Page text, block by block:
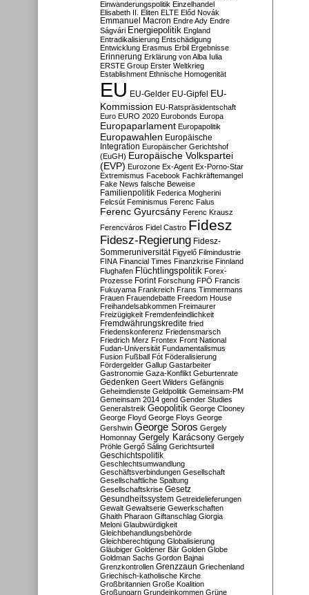
Einwanderungspolitik Einzelhandel
Elisabeth II. Eliten ELTE Előd Novák
Emmanuel Macron Endre Ady Endre
Ságvári Energiepolitik England
Entradikalisierung Entschädigung
Entwicklung Erasmus Erbil Ergebnisse
Erinnerung Erklärung von Alba Iulia
ERSTE Group Erster Weltkrieg
Establishment Ethnische Homogenität
EU EU-Gelder EU-Gipfel EU-
Kommission EU-Ratspräsidentschaft
Euro EURO 2020 Eurobonds Europa
Europaparlament Europapolitik
Europawahlen Europäische
Integration Europäischer Gerichtshof
(EuGH) Europäische Volkspartei
(EVP) Eurozone Ex-Agent Ex-Porno-Star
Extremismus Facebook Fachkräftemangel
Fake News falsche Beweise
Familienpolitik Federica Mogherini
Felcsút Feminismus Ferenc Falus
Ferenc Gyurcsány Ferenc Krausz
Ferencváros Fidel Castro Fidesz
Fidesz-Regierung Fidesz-
Sommeruniversität Figyelő Filmindustrie
FINA Financial Times Finanzkrise Finnland
Flughafen Flüchtlingspolitik Forex-
Prozesse Forint Forschung FPÖ Francis
Fukuyama Frankreich Frans Timmermans
Frauen Frauendebatte Freedom House
Freihandelsabkommen Freimaurer
Freizügigkeit Fremdenfeindlichkeit
Fremdwährungskredite fried
Friedenskonferenz Friedensmarsch
Friedrich Merz Frontex Front National
Fudan-Universität Fundamentalismus
Fusion Fußball Fót Föderalisierung
Fördergelder Gallup Gastarbeiter
Gastronomie Gaza-Konflikt Geburtenrate
Gedenken Geert Wilders Gefängnis
Geheimdienste Geldpolitik Gemeinsam-PM
Gemeinsam 2014 gend Gender Studies
Generalstreik Geopolitik George Clooney
George Floyd George Floys George
Gershwin George Soros Gergely
Homonnay Gergely Karácsony Gergely
Pröhle Gergő Sáling Gerichtsurteil
Geschichtspolitik
Geschlechtsumwandlung
Geschäftsverbindungen Gesellschaft
Gesellschaftliche Spaltung
Gesellschaftskrise Gesetz
Gesundheitssystem Getreidelieferungen
Gewalt Gewaltserie Gewerkschaften
Ghaith Pharaon Giftanschlag Giorgia
Meloni Glaubwürdigkeit
Gleichbehandlungsbehörde
Gleichberechtigung Globalisierung
Gläubiger Goldener Bär Golden Globe
Goldman Sachs Gordon Bajnai
Grenzkontrollen Grenzzaun Griechenland
Griechisch-katholische Kirche
Großbritannien Große Koalition
Großungarn Grundeinkommen Grüne